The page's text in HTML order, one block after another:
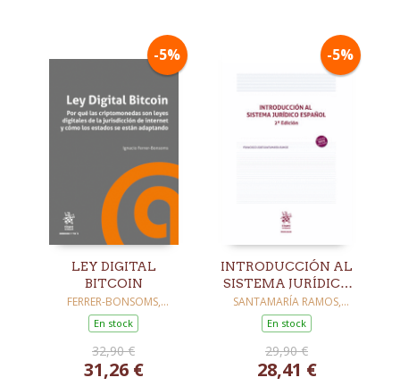
-5%
LEY DIGITAL
BITCOIN
FERRER-BONSOMS,
IGNACIO
En stock
32,90 €
31,26 €
-5%
INTRODUCCIÓN AL
SISTEMA JURÍDICO
ESPAÑOL. 2ª
EDICIÓN
SANTAMARÍA RAMOS,
FRANCISCO JOSÉ
En stock
29,90 €
28,41 €